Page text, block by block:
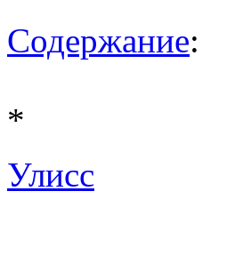
Содержание:
*
Улисс